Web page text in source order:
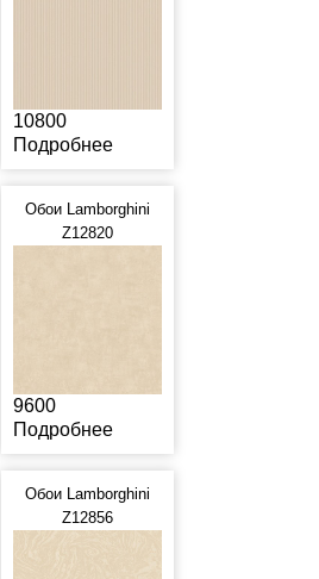
10800
Подробнее
Обои Lamborghini
Z12820
9600
Подробнее
Обои Lamborghini
Z12856